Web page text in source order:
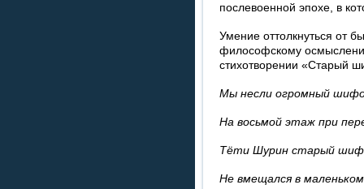
послевоенной эпохе, в
Умение оттолкнуться от
философскому
стихотворении «Старый
Мы несли огромный
На восьмой этаж при
Тёти Шурин старый
Не вмещался в